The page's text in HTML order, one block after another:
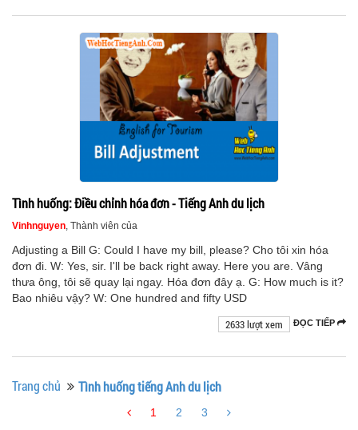
Tình huống: Điều chỉnh hóa đơn - Tiếng Anh du lịch
Vinhnguyen , Thành viên của
Adjusting a Bill G: Could I have my bill, please? Cho tôi xin hóa
đơn đi. W: Yes, sir. I'll be back right away. Here you are. Vâng
thưa ông, tôi sẽ quay lại ngay. Hóa đơn đây ạ. G: How much is it?
Bao nhiêu vậy? W: One hundred and fifty USD
ĐỌC TIẾP
2633 lượt xem
Trang chủ Tình huống tiếng Anh du lịch
1 2 3